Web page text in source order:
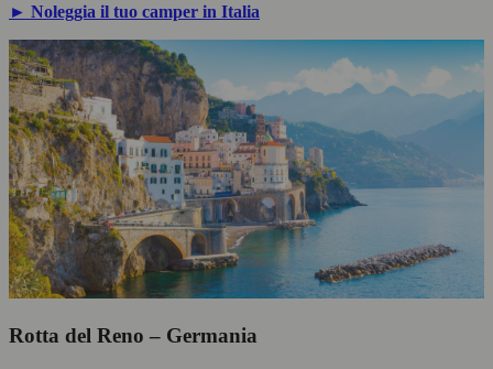
► Noleggia il tuo camper in Italia
Rotta del Reno – Germania